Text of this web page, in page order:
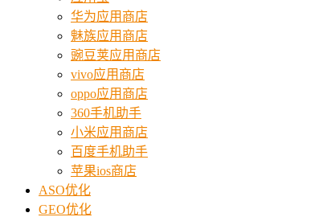
华为应用商店
魅族应用商店
豌豆荚应用商店
vivo应用商店
oppo应用商店
360手机助手
小米应用商店
百度手机助手
苹果ios商店
ASO优化
GEO优化